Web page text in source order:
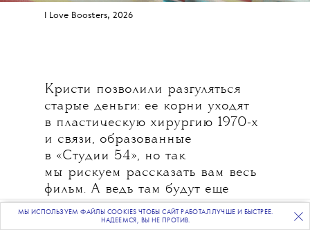
ПОДПИСЫВАЙТЕСЬНА НАШУ ВЕЧЕРНЮЮ РАССЫЛКУ
I Love Boosters, 2026
Кристи позволили разгуляться
старые деньги: ее корни уходят
в пластическую хирургию 1970-х
и связи, образованные
в «Студии 54», но так
мы рискуем рассказать вам весь
фильм. А ведь там будут еще
волшебная сумка, засасывающая
одежду с вешалок целого
МЫ ИСПОЛЬЗУЕМ ФАЙЛЫ COOKIES ЧТОБЫ САЙТ РАБОТАЛ ЛУЧШЕ И БЫСТРЕЕ.
НАДЕЕМСЯ, ВЫ НЕ ПРОТИВ.